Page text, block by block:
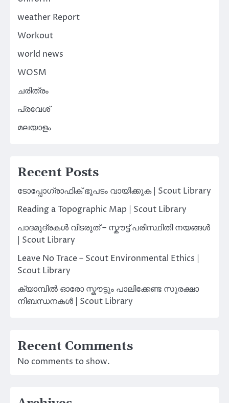
weather Report
Workout
world news
WOSM
ചരിത്രം
പ്രവേശ്
മലയാളം
Recent Posts
ടോപ്പോഗ്രാഫിക് ഭൂപടം വായിക്കുക | Scout Library
Reading a Topographic Map | Scout Library
പാദമുദ്രകൾ വിടരുത് – സ്കൗട്ട് പരിസ്ഥിതി നയങ്ങൾ
| Scout Library
Leave No Trace – Scout Environmental Ethics |
Scout Library
ക്യാമ്പിൽ ഓരോ സ്കൗട്ടും പാലിക്കേണ്ട സുരക്ഷാ
നിബന്ധനകൾ | Scout Library
Recent Comments
No comments to show.